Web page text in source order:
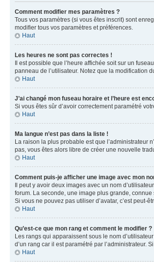
Comment modifier mes paramètres ?
Tous vos paramètres (si vous êtes inscrit) sont
modifier tous vos paramètres et préférences.
Haut
Les heures ne sont pas correctes !
Il est possible que l’heure affichée soit sur un
panneau de l’utilisateur. Notez que la modification
Haut
J’ai changé mon fuseau horaire et l’heure est
Si vous êtes sûr d’avoir correctement paramétré
Haut
Ma langue n’est pas dans la liste !
La raison la plus probable est que l’administrateur
pas, vous êtes alors libre de créer une nouvelle
Haut
Comment puis-je afficher une image avec mon
Il peut y avoir deux images avec un nom
forum. La seconde, une image plus grande,
Si vous ne pouvez pas utiliser d’avatar, c’est peut-
Haut
Qu’est-ce que mon rang et comment le modifier ?
Les rangs qui apparaissent sous le nom
d’un rang car il est paramétré par l’administrateur.
Haut